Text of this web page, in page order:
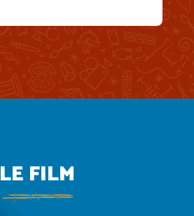
LE FILM